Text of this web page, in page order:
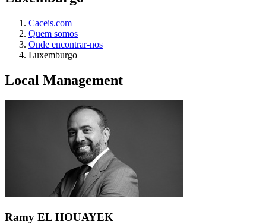
Caceis.com
Quem somos
Onde encontrar-nos
Luxemburgo
Local Management
Ramy EL HOUAYEK